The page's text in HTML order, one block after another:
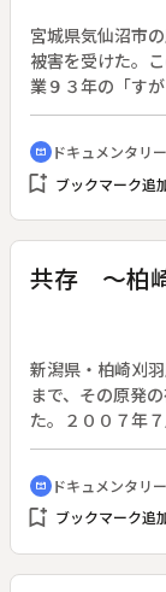
員の想いをよそ
はだかる。音楽
越えようとする
宮城県気仙沼市
被害を受けた。
業９３年の「す
家を兼ねたこの
た。◆２０１１
れの後に押し寄
人店に残ろうと
の手をすり抜け
後。文子さんは
それでも待って
解体が進められ
た。夫婦の全て
も“ありがとう”
cinematic_blur ドキュメンタリー
bookmark_add ブックマーク追
共存 ～柏
新潟県・柏崎刈
まで、その原発
た。２００７年
日本大震災を経
状。人命か経済
材し、原発を巡
cinematic_blur ドキュメンタリー
bookmark_add ブックマーク追